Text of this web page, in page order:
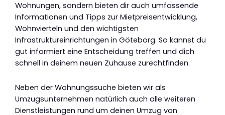
Wohnungen, sondern bieten dir auch umfassende
Informationen und Tipps zur Mietpreisentwicklung,
Wohnvierteln und den wichtigsten
Infrastruktureinrichtungen in Göteborg. So kannst du
gut informiert eine Entscheidung treffen und dich
schnell in deinem neuen Zuhause zurechtfinden.
Neben der Wohnungssuche bieten wir als
Umzugsunternehmen natürlich auch alle weiteren
Dienstleistungen rund um deinen Umzug von